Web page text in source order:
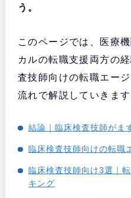
う。
このページでは、医療
カルの転職支援両方の
査技師向けの転職エー
流れで解説していきます
結論｜臨床検査技師がま
臨床検査技師向けの転職
臨床検査技師向け3選｜
キング